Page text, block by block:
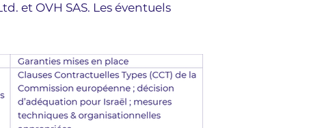
et OVH SAS. Les éventuels